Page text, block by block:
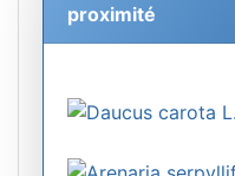
proximité